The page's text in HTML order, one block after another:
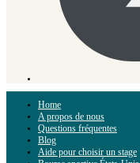
Home
A propos de nous
Questions fréquentes
Blog
Aide pour choisir un stage